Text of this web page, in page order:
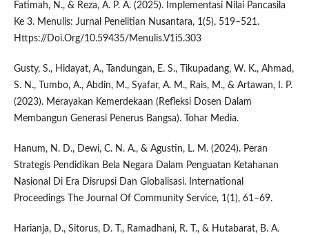
Fatimah, N., & Reza, A. P. A. (2025). Implementasi Nilai Pancasila
Ke 3. Menulis: Jurnal Penelitian Nusantara, 1(5), 519–521.
Https://Doi.Org/10.59435/Menulis.V1i5.303
Gusty, S., Hidayat, A., Tandungan, E. S., Tikupadang, W. K., Ahmad,
S. N., Tumbo, A., Abdin, M., Syafar, A. M., Rais, M., & Artawan, I. P.
(2023). Merayakan Kemerdekaan (Refleksi Dosen Dalam
Membangun Generasi Penerus Bangsa). Tohar Media.
Hanum, N. D., Dewi, C. N. A., & Agustin, L. M. (2024). Peran
Strategis Pendidikan Bela Negara Dalam Penguatan Ketahanan
Nasional Di Era Disrupsi Dan Globalisasi. International
Proceedings The Journal Of Community Service, 1(1), 61–69.
Harianja, D., Sitorus, D. T., Ramadhani, R. T., & Hutabarat, B. A.